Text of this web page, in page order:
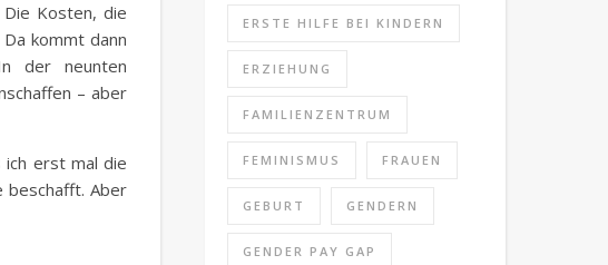
Kosten, die
kommt dann
der neunten
– aber
ich erst mal die
beschafft. Aber
ERSTE HILFE BEI KINDERN
ERZIEHUNG
FAMILIENZENTRUM
FEMINISMUS FRAUEN
GEBURT GENDERN
GENDER PAY GAP